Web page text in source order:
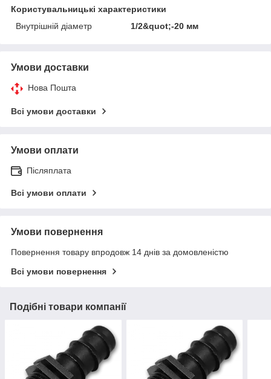
Користувальницькі характеристики
Внутрішній діаметр
1/2&quot;-20 мм
Умови доставки
Нова Пошта
Всі умови доставки
Умови оплати
Післяплата
Всі умови оплати
Умови повернення
Повернення товару впродовж 14 днів за домовленістю
Всі умови повернення
Подібні товари компанії